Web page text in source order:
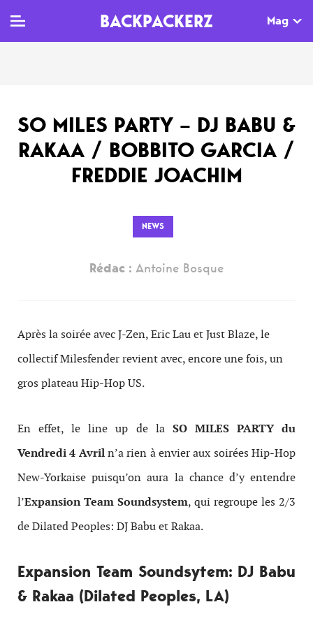
BACKPACKERZ Mag
Clips
Live
Documentaires
Dossiers
Tops
Interviews
Chroniques
Paris
Festivals
SO MILES PARTY – DJ BABU &
RAKAA / BOBBITO GARCIA /
FREDDIE JOACHIM
NEWS
Rédac : Antoine Bosque
Après la soirée avec J-Zen, Eric Lau et Just Blaze, le
collectif Milesfender revient avec, encore une fois, un
gros plateau Hip-Hop US.
En effet, le line up de la SO MILES PARTY du
Vendredi 4 Avriln’a rien à envier aux soirées Hip-Hop
New-Yorkaise puisqu’on aura la chance d’y entendre
l’Expansion Team Soundsystem, qui regroupe les 2/3
de Dilated Peoples: DJ Babu et Rakaa.
Expansion Team Soundsytem: DJ Babu
& Rakaa (Dilated Peoples, LA)